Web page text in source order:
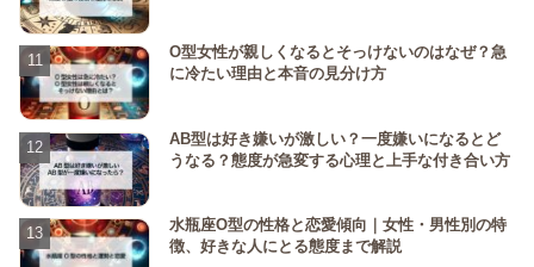
O型女性が親しくなるとそっけないのはなぜ？急
に冷たい理由と本音の見分け方
AB型は好き嫌いが激しい？一度嫌いになるとど
うなる？態度が急変する心理と上手な付き合い方
水瓶座O型の性格と恋愛傾向｜女性・男性別の特
徴、好きな人にとる態度まで解説